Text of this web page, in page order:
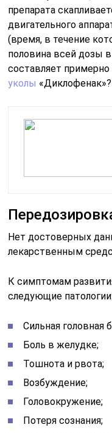
препарата
двигательного
(время, в течение
половина всей дозы
составляет
уколы «Диклофенак»?
Нет достоверных
лекарственным
К симптомам
следующие патологии:
Сильная головная
Боль в желудке;
Тошнота и рвота;
Возбуждение;
Головокружение;
Потеря сознания;